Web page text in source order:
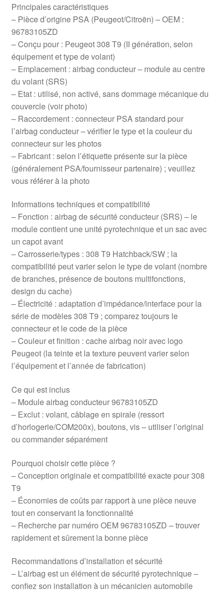
Principales caractéristiques
– Pièce d’origine PSA (Peugeot/Citroën) – OEM :
96783105ZD
– Conçu pour : Peugeot 308 T9 (II génération, selon
équipement et type de volant)
– Emplacement : airbag conducteur – module au centre
du volant (SRS)
– Etat : utilisé, non activé, sans dommage mécanique du
couvercle (voir photo)
– Raccordement : connecteur PSA standard pour
l’airbag conducteur – vérifier le type et la couleur du
connecteur sur les photos
– Fabricant : selon l’étiquette présente sur la pièce
(généralement PSA/fournisseur partenaire) ; veuillez
vous référer à la photo
Informations techniques et compatibilité
– Fonction : airbag de sécurité conducteur (SRS) – le
module contient une unité pyrotechnique et un sac avec
un capot avant
– Carrosserie/types : 308 T9 Hatchback/SW ; la
compatibilité peut varier selon le type de volant (nombre
de branches, présence de boutons multifonctions,
design du cache)
– Électricité : adaptation d’impédance/interface pour la
série de modèles 308 T9 ; comparez toujours le
connecteur et le code de la pièce
– Couleur et finition : cache airbag noir avec logo
Peugeot (la teinte et la texture peuvent varier selon
l’équipement et l’année de fabrication)
Ce qui est inclus
– Module airbag conducteur 96783105ZD
– Exclut : volant, câblage en spirale (ressort
d’horlogerie/COM200x), boutons, vis – utiliser l’original
ou commander séparément
Pourquoi choisir cette pièce ?
– Conception originale et compatibilité exacte pour 308
T9
– Économies de coûts par rapport à une pièce neuve
tout en conservant la fonctionnalité
– Recherche par numéro OEM 96783105ZD – trouver
rapidement et sûrement la bonne pièce
Recommandations d’installation et sécurité
– L’airbag est un élément de sécurité pyrotechnique –
confiez son installation à un mécanicien automobile